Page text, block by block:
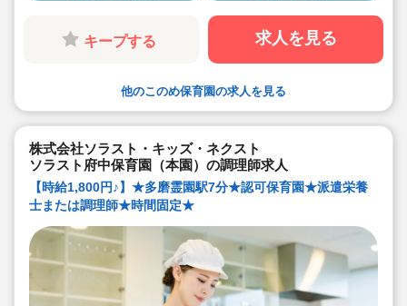
キープする 求人を見る
他のこのめ保育園の求人を見る
株式会社ソラスト・キッズ・ネクスト
ソラスト府中保育園（本園）の調理師求人
【時給1,800円♪】★多磨霊園駅7分★認可保育園★派遣栄養
士または調理師★時間固定★